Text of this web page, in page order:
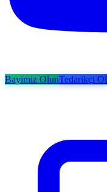
Bayimiz OlunTedarikçi Ol